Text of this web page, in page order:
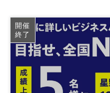
開催
終了